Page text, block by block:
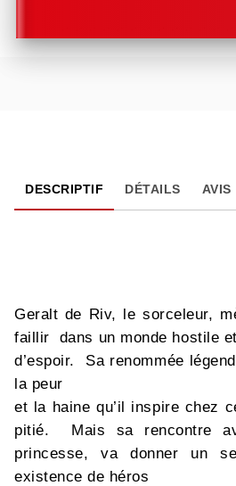
DESCRIPTIF DÉTAILS AVIS
Geralt de Riv, le sorceleur,
faillir dans un monde hostile
d’espoir. Sa renommée
la peur
et la haine qu’il inspire chez
pitié. Mais sa rencontre
princesse, va donner un
existence de héros